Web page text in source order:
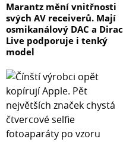
Marantz mění vnitřnosti
svých AV receiverů. Mají
osmikanálový DAC a Dirac
Live podporuje i tenký
model